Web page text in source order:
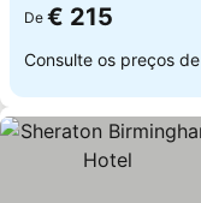
De € 215
Consulte os preços de